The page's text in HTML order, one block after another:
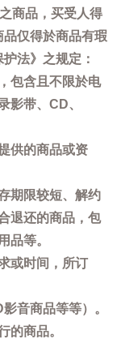
商品，买受人得
仅得於商品有瑕
法》之规定：
包含且不限於电
影带、CD、
供的商品或资
期限较短、解约
退还的商品，包
品等。
或时间，所订
音商品等等）。
的商品。